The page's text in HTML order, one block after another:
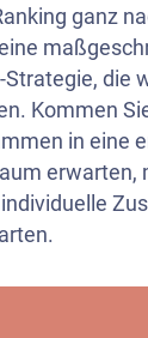
ganz
Strategie, die
Kommen
in eine
erwarten,